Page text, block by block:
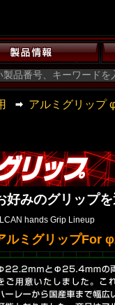
アルミグリップ
好みのグリップ
hands Grip Lineup
ルミグリップFor